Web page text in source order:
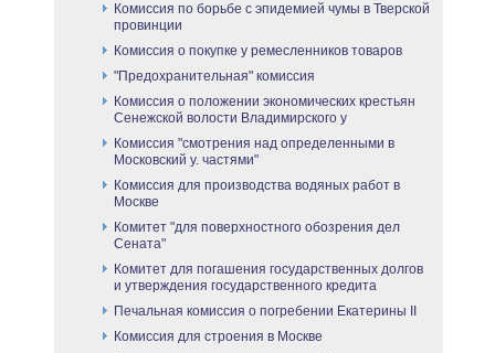
Комиссия по борьбе с эпидемией чумы в Тверской
провинции
Комиссия о покупке у ремесленников товаров
"Предохранительная" комиссия
Комиссия о положении экономических крестьян
Сенежской волости Владимирского у
Комиссия "смотрения над определенными в
Московский у. частями"
Комиссия для производства водяных работ в
Москве
Комитет "для поверхностного обозрения дел
Сената"
Комитет для погашения государственных долгов
и утверждения государственного кредита
Печальная комиссия о погребении Екатерины II
Комиссия для строения в Москве